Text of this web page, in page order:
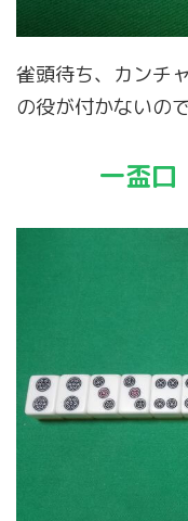
雀頭待ち、カンチ
の役が付かないの
一盃口